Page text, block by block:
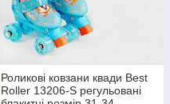
Роликові ковзани квади Best
Roller 13206-S регульовані